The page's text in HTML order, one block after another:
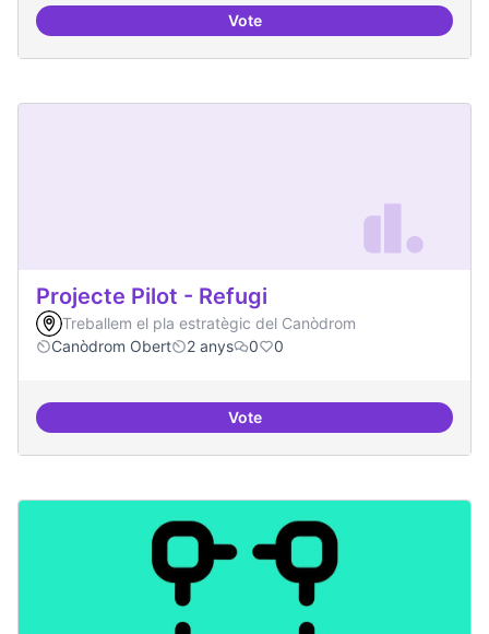
VoteLobby per FLOSS i
Projecte Pilot - Refugi
Treballem el pla estratègic del Canòdrom
Canòdrom Obert
2 anys 0 0
VoteProjecte Pilot - Refugi